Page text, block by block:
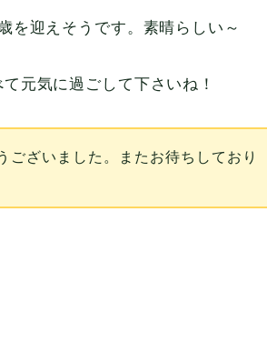
を迎えそうです。素晴らしい～
元気に過ごして下さいね！
ございました。またお待ちしており